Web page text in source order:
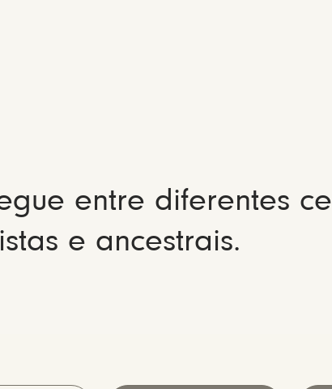
entre diferentes
e ancestrais.